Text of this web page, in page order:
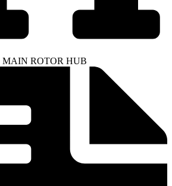
MAIN ROTOR HUB